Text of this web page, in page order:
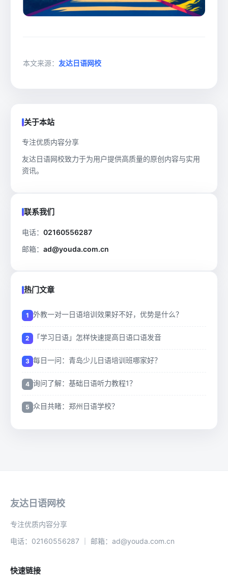
本文来源： 友达日语网校
关于本站
专注优质内容分享
友达日语网校致力于为用户提供高质量的原创内容与实用
资讯。
联系我们
电话： 02160556287
邮箱： ad@youda.com.cn
热门文章
外教一对一日语培训效果好不好，优势是什么？
「学习日语」怎样快速提高日语口语发音
每日一问：青岛少儿日语培训班哪家好？
询问了解：基础日语听力教程1？
众目共睹：郑州日语学校？
友达日语网校
专注优质内容分享
电话：02160556287 ｜ 邮箱：ad@youda.com.cn
快速链接